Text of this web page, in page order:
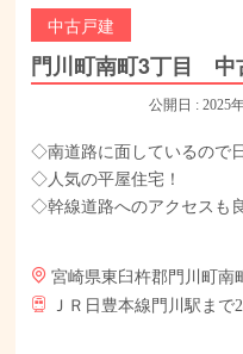
中古戸建
門川町南町3丁目 中
公開日 : 2025
◇南道路に面しているので
◇人気の平屋住宅！
◇幹線道路へのアクセスも
宮崎県東臼杵郡門川町南
ＪＲ日豊本線門川駅ま